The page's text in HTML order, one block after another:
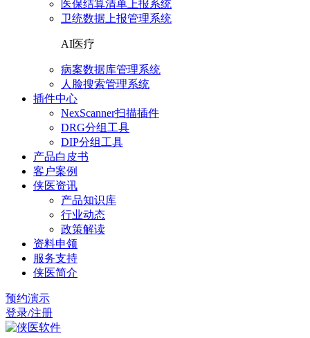
医保结算清单上报系统
卫统数据上报管理系统
AI医疗
病案数据库管理系统
人脸搜索管理系统
插件中心
NexScanner扫描插件
DRG分组工具
DIP分组工具
产品白皮书
客户案例
侠医资讯
产品知识库
行业动态
政策解读
资料申领
服务支持
侠医简介
预约演示
登录/注册